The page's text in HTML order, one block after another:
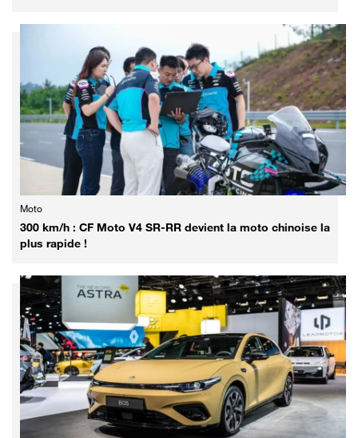
Moto
300 km/h : CF Moto V4 SR-RR devient la moto chinoise la
plus rapide !